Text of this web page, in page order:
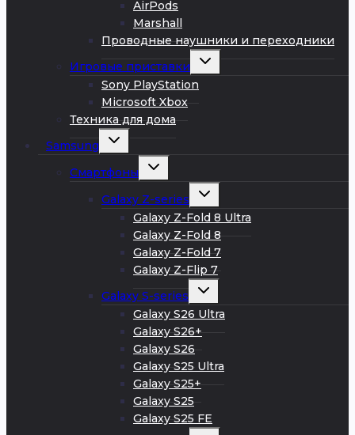
AirPods
Marshall
Проводные наушники и переходники
Игровые приставки
Развернуть
меню
Sony PlayStation
Microsoft Xbox
Техника для дома
Samsung
Развернуть
Смартфоны
Развернуть
Galaxy Z-series
Развернуть
меню
Galaxy Z-Fold 8 Ultra
Galaxy Z-Fold 8
Galaxy Z-Fold 7
Galaxy Z-Flip 7
Galaxy S-series
Развернуть
меню
Galaxy S26 Ultra
Galaxy S26+
Galaxy S26
Galaxy S25 Ultra
Galaxy S25+
Galaxy S25
Galaxy S25 FE